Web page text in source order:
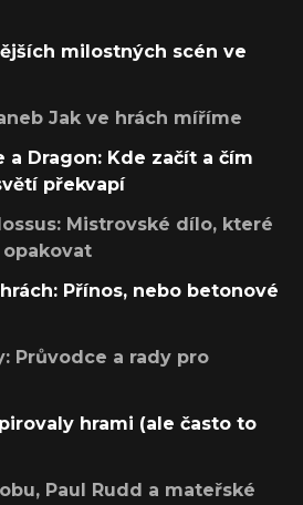
milostných scén ve
Jak ve hrách míříme
a Dragon: Kde začít a čím
překvapí
Mistrovské dílo, které
Přínos, nebo betonové
Průvodce a rady pro
hrami (ale často to
Paul Rudd a mateřské